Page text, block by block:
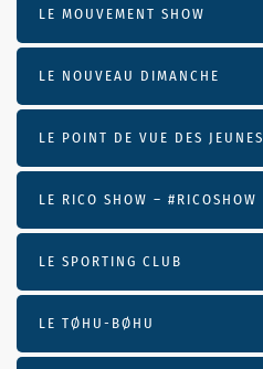
LE MOUVEMENT SHOW
LE NOUVEAU DIMANCHE
LE POINT DE VUE DES JEUNES
LE RICO SHOW – #RICOSHOW
LE SPORTING CLUB
LE TØHU-BØHU